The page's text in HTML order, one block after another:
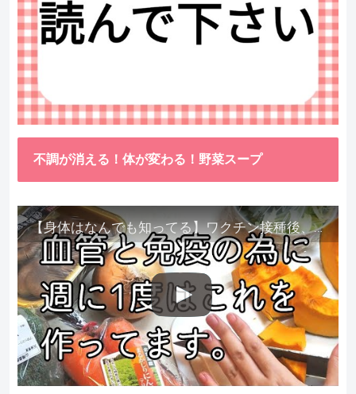
不調が消える！体が変わる！野菜スープ
【身体はなんでも知ってる】ワクチン接種後、異常に食べたくなった野菜が細胞回復に貢献してくれました。